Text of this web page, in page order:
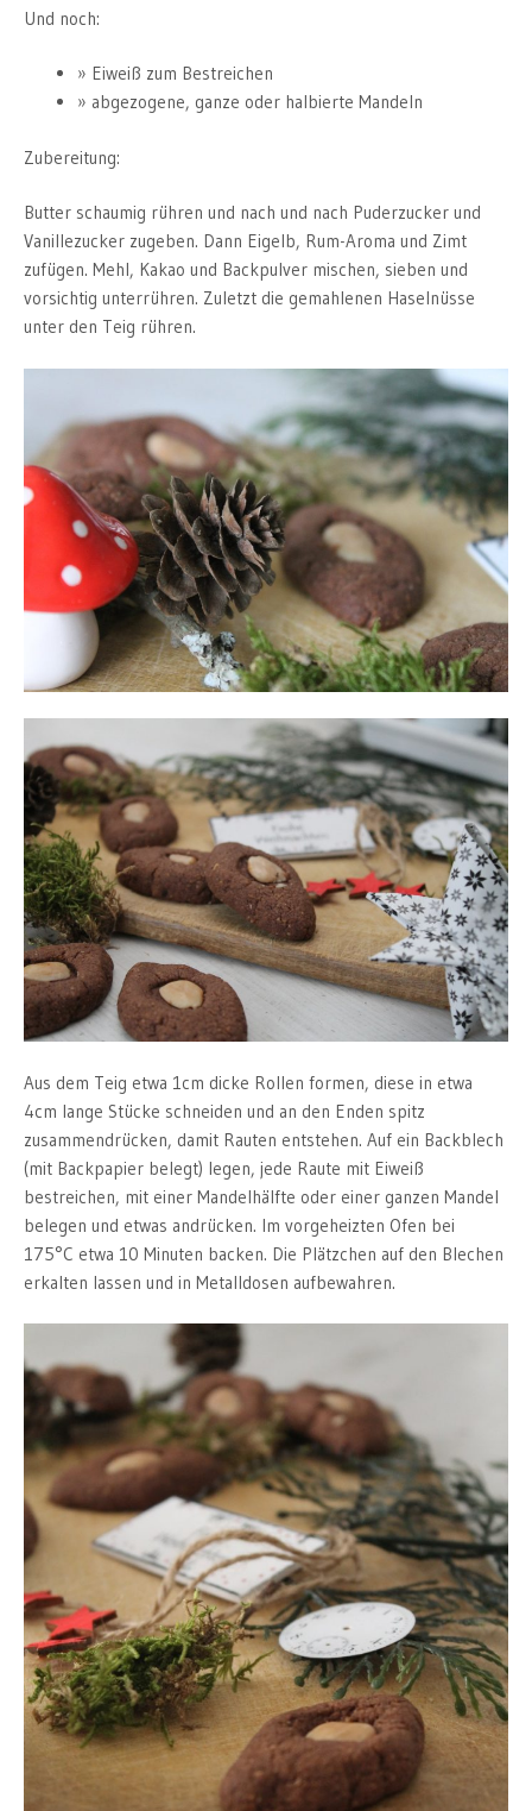
Und noch:
Eiweiß zum Bestreichen
abgezogene, ganze oder halbierte Mandeln
Zubereitung:
Butter schaumig rühren und nach und nach Puderzucker und
Vanillezucker zugeben. Dann Eigelb, Rum-Aroma und Zimt
zufügen. Mehl, Kakao und Backpulver mischen, sieben und
vorsichtig unterrühren. Zuletzt die gemahlenen Haselnüsse
unter den Teig rühren.
Aus dem Teig etwa 1cm dicke Rollen formen, diese in etwa
4cm lange Stücke schneiden und an den Enden spitz
zusammendrücken, damit Rauten entstehen. Auf ein Backblech
(mit Backpapier belegt) legen, jede Raute mit Eiweiß
bestreichen, mit einer Mandelhälfte oder einer ganzen Mandel
belegen und etwas andrücken. Im vorgeheizten Ofen bei
175°C etwa 10 Minuten backen. Die Plätzchen auf den Blechen
erkalten lassen und in Metalldosen aufbewahren.